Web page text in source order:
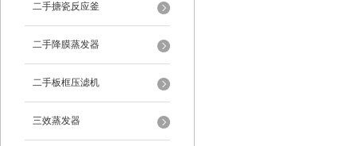
二手搪瓷反应釜
二手降膜蒸发器
二手板框压滤机
三效蒸发器